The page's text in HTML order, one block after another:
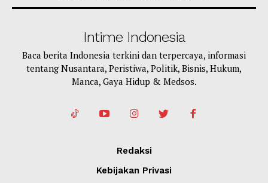
Intime Indonesia
Baca berita Indonesia terkini dan terpercaya, informasi
tentang Nusantara, Peristiwa, Politik, Bisnis, Hukum,
Manca, Gaya Hidup & Medsos.
Redaksi
Kebijakan Privasi